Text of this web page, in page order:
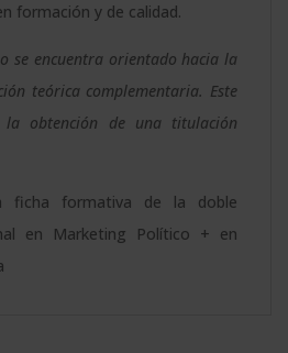
formación y de calidad.
se encuentra orientado hacia la
teórica complementaria. Este
obtención de una titulación
ficha formativa de la doble
en Marketing Político + en